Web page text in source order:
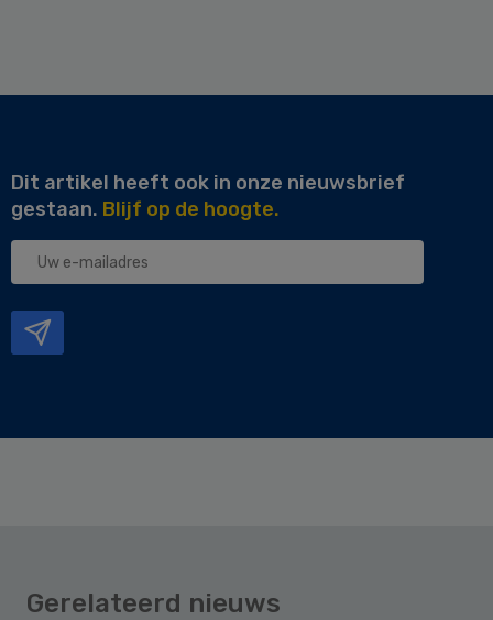
Dit artikel heeft ook in onze nieuwsbrief
gestaan. Blijf op de hoogte.
Uw
Gerelateerd nieuws